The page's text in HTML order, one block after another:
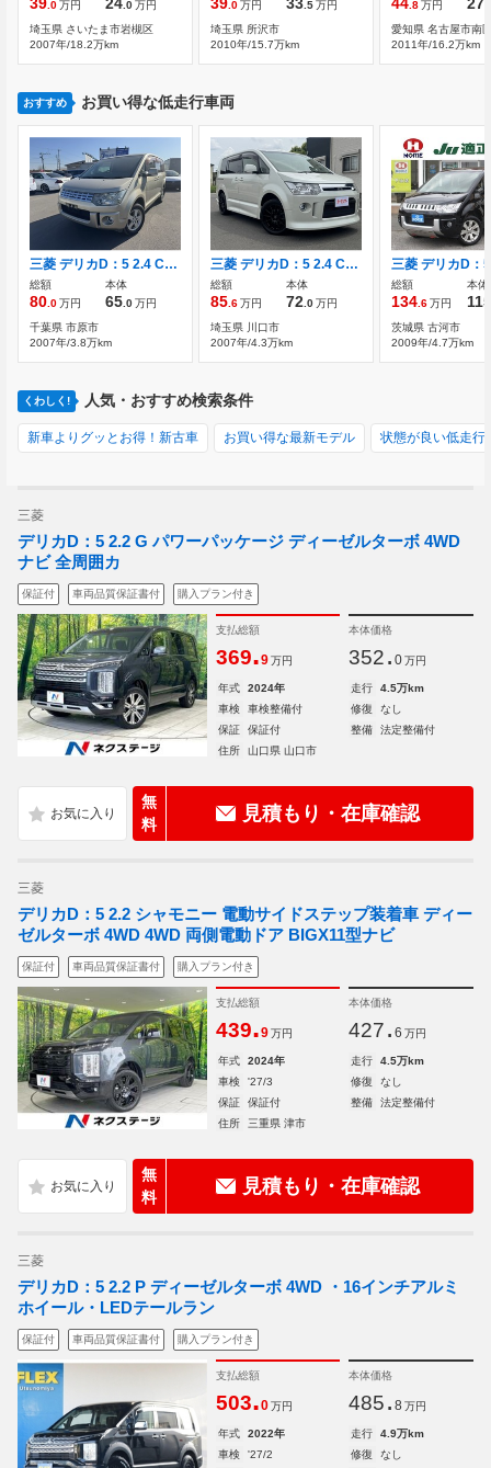
.0万円 .0万円
埼玉県 さいたま市岩槻区
2007年/18.2万km
.0万円 .5万円
埼玉県 所沢市
2010年/15.7万km
.8万円
愛知県 名古屋市南
2011年/16.2万km
おすすめ お買い得な低走行車両
三菱 デリカD：5 2.4 C2 G パワーパッケージ
総額
80.0万円
本体
65.0万円
千葉県 市原市
2007年/3.8万km
三菱 デリカD：5 2.4 C2 G ナビパッケージ ナビ TV バックカメラ ETC ドラレコ 後席モ
総額
85.6万円
本体
72.0万円
埼玉県 川口市
2007年/4.3万km
総額
134.6万円
本体
115
茨城県 古河市
2009年/4.7万km
くわしく! 人気・おすすめ検索条件
新車よりグッとお得！新古車 お買い得な最新モデル 状態が良い低走行
三菱
デリカD：5 2.2 G パワーパッケージ ディーゼルターボ 4WD
ナビ 全周囲カ
保証付 車両品質保証書付 購入プラン付き
支払総額
369.9 万円
本体価格
352. 0 万円
年式 2024年 走行
4.5万km
車検
車検整備付 修復
なし
保証
保証付 整備
法定整備付
住所
山口県 山口市
無
料
見積もり・在庫確認
三菱
デリカD：5 2.2 シャモニー 電動サイドステップ装着車 ディー
ゼルターボ 4WD 4WD 両側電動ドア BIGX11型ナビ
保証付 車両品質保証書付 購入プラン付き
支払総額
439.9 万円
本体価格
427. 6 万円
年式 2024年 走行
4.5万km
車検
'27/3 修復
なし
保証
保証付 整備
法定整備付
住所
三重県 津市
無
料
見積もり・在庫確認
三菱
デリカD：5 2.2 P ディーゼルターボ 4WD ・16インチアルミ
ホイール・LEDテールラン
保証付 車両品質保証書付 購入プラン付き
支払総額
503.0 万円
本体価格
485. 8 万円
年式 2022年 走行
4.9万km
車検
'27/2 修復
なし